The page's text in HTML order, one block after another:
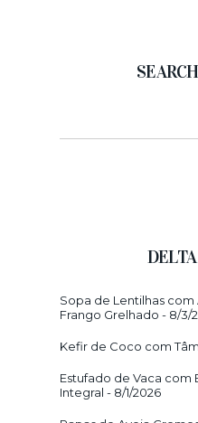
Sopa de Lentilhas com
Frango Grelhado - 8/3/
Kefir de Coco com
Estufado de Vaca com
Integral - 8/1/2026